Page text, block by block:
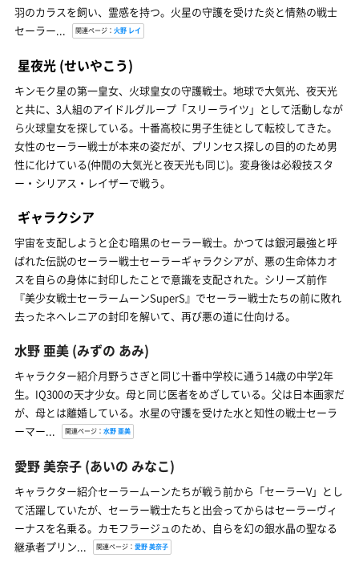
羽のカラスを飼い、霊感を持つ。火星の守護を受けた炎と情熱の戦士
セーラー...
関連ページ： 火野 レイ
星夜光 (せいやこう)
キンモク星の第一皇女、火球皇女の守護戦士。地球で大気光、夜天光
と共に、3人組のアイドルグループ「スリーライツ」として活動しなが
ら火球皇女を探している。十番高校に男子生徒として転校してきた。
女性のセーラー戦士が本来の姿だが、プリンセス探しの目的のため男
性に化けている(仲間の大気光と夜天光も同じ)。変身後は必殺技スタ
ー・シリアス・レイザーで戦う。
ギャラクシア
宇宙を支配しようと企む暗黒のセーラー戦士。かつては銀河最強と呼
ばれた伝説のセーラー戦士セーラーギャラクシアが、悪の生命体カオ
スを自らの身体に封印したことで意識を支配された。シリーズ前作
『美少女戦士セーラームーンSuperS』でセーラー戦士たちの前に敗れ
去ったネヘレニアの封印を解いて、再び悪の道に仕向ける。
水野 亜美 (みずの あみ)
キャラクター紹介月野うさぎと同じ十番中学校に通う14歳の中学2年
生。IQ300の天才少女。母と同じ医者をめざしている。父は日本画家だ
が、母とは離婚している。水星の守護を受けた水と知性の戦士セーラ
ーマー...
関連ページ： 水野 亜美
愛野 美奈子 (あいの みなこ)
キャラクター紹介セーラームーンたちが戦う前から「セーラーV」とし
て活躍していたが、セーラー戦士たちと出会ってからはセーラーヴィ
ーナスを名乗る。カモフラージュのため、自らを幻の銀水晶の聖なる
継承者プリン...
関連ページ： 愛野 美奈子